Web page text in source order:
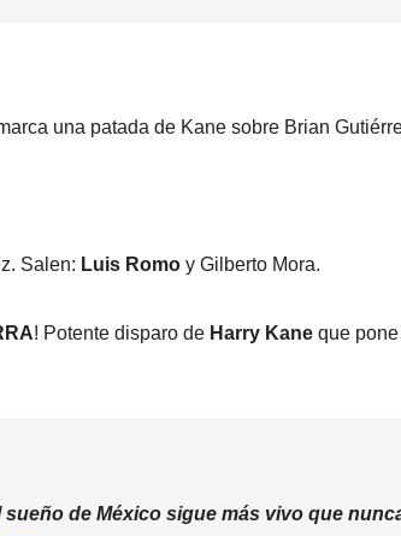
una patada de Kane sobre Brian
Salen: Luis Romo y Gilberto Mora.
! Potente disparo de Harry Kane que
de México sigue más vivo que